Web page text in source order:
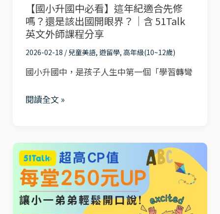
孩
子
在
家
就
接
際
【國小升國中必看】這年紀適合先修
嗎？還是該出國開眼界？｜含 51Talk
英文外師課程分享
2026-02-18 / 兒童美語, 遊留學, 高年級(10~12歲)
國小升國中，是孩子人生中第一個「學習轉彎
年
紀
適
合
先
嗎？
該
出
國
開
眼
閱讀全文 »
每
堂
250
超